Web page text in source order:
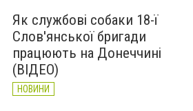
Як службові собаки 18-ї
Слов'янської бригади
працюють на Донеччині
(ВІДЕО)
НОВИНИ